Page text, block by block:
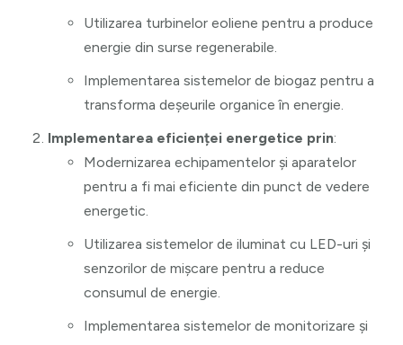
Utilizarea turbinelor eoliene pentru a produce
energie din surse regenerabile.
Implementarea sistemelor de biogaz pentru a
transforma deșeurile organice în energie.
Implementarea eficienței energetice prin:
Modernizarea echipamentelor și aparatelor
pentru a fi mai eficiente din punct de vedere
energetic.
Utilizarea sistemelor de iluminat cu LED-uri și
senzorilor de mișcare pentru a reduce
consumul de energie.
Implementarea sistemelor de monitorizare și